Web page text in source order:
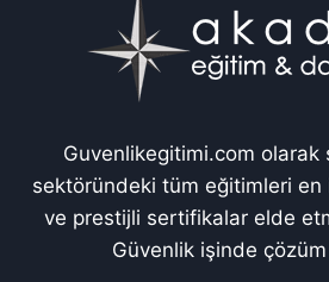
Guvenlikegitimi.com olarak
sektöründeki tüm eğitimleri en
ve prestijli sertifikalar elde
Güvenlik işinde çözüm